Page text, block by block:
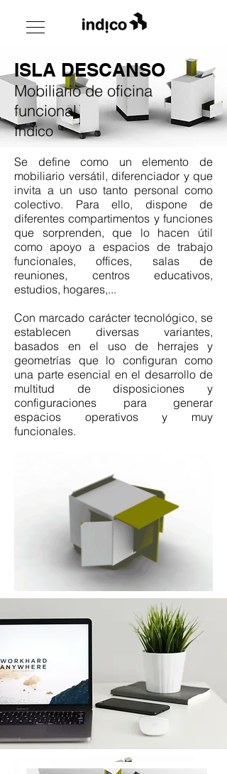
ISLA DESCANSO
Mobiliario de oficina
funcional
Indico
Se define como un elemento de
mobiliario versátil, diferenciador y que
invita a un uso tanto personal como
colectivo. Para ello, dispone de
diferentes compartimentos y funciones
que sorprenden, que lo hacen útil
como apoyo a espacios de trabajo
funcionales, offices, salas de
reuniones, centros educativos,
estudios, hogares,...
Con marcado carácter tecnológico, se
establecen diversas variantes,
basados en el uso de herrajes y
geometrías que lo configuran como
una parte esencial en el desarrollo de
multitud de disposiciones y
configuraciones para generar
espacios operativos y muy
funcionales.